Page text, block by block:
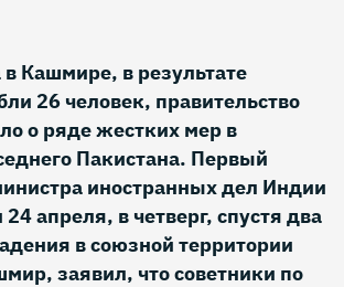
в Кашмире, в результате
26 человек, правительство
о ряде жестких мер в
Пакистана. Первый
иностранных дел Индии
апреля, в четверг, спустя два
в союзной территории
заявил, что советники по